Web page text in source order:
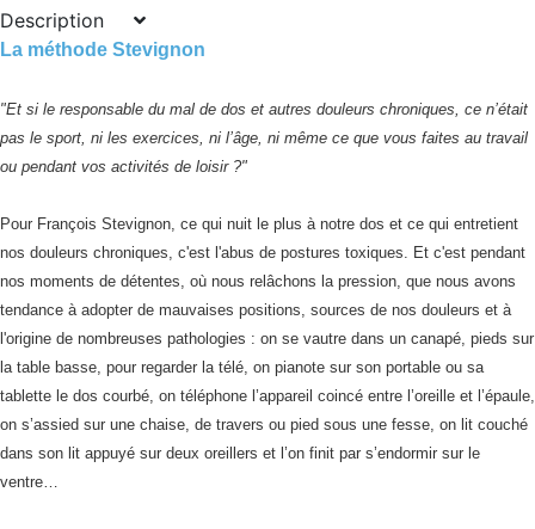
Description
La méthode Stevignon
"Et si le responsable du mal de dos et autres douleurs chroniques, ce n’était
pas le sport, ni les exercices, ni l’âge, ni même ce que vous faites au travail
ou pendant vos activités de loisir ?"
Pour François Stevignon, ce qui nuit le plus à notre dos et ce qui entretient
nos douleurs chroniques, c'est l'abus de postures toxiques. Et c'est pendant
nos moments de détentes, où nous relâchons la pression, que nous avons
tendance à adopter de mauvaises positions, sources de nos douleurs et à
l'origine de nombreuses pathologies : on se vautre dans un canapé, pieds sur
la table basse, pour regarder la télé, on pianote sur son portable ou sa
tablette le dos courbé, on téléphone l’appareil coincé entre l’oreille et l’épaule,
on s’assied sur une chaise, de travers ou pied sous une fesse, on lit couché
dans son lit appuyé sur deux oreillers et l’on finit par s’endormir sur le
ventre…